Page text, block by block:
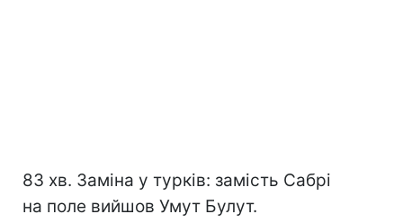
83 хв. Заміна у турків: замість Сабрі
на поле вийшов Умут Булут.